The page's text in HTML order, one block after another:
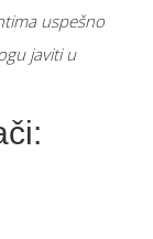
uspеšnо
јaviti u